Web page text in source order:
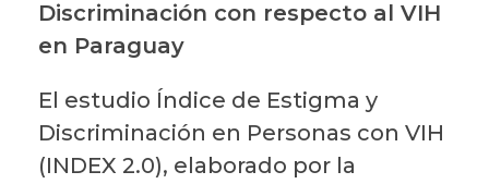
Discriminación con respecto al VIH
en Paraguay
El estudio Índice de Estigma y
Discriminación en Personas con VIH
(INDEX 2.0), elaborado por la